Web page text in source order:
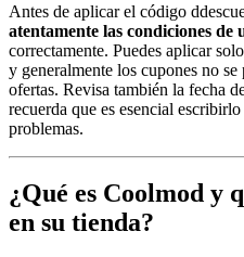
Antes de aplicar el código
atentamente las condiciones de
correctamente. Puedes aplicar
y generalmente los cupones no
ofertas. Revisa también la fecha
recuerda que es esencial escribirlo
problemas.
¿Qué es Coolmod y
en su tienda?